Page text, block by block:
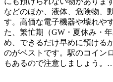
などのほか、液体、危険物、
す。高価な電子機器や壊れや
た、繁忙期（GW・夏休み・
め、できるだけ早めに預ける
のがベストです。駅のコイン
もあるので注意しましょう。